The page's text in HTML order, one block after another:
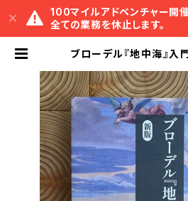
100マイルアドベンチャー開
全ての業務を休止します。
ブローデル『地中海』入